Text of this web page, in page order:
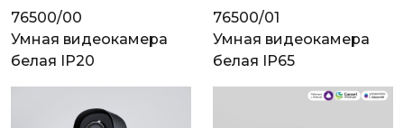
76500/00
Умная видеокамера
белая IP20
76500/01
Умная видеокамера
белая IP65